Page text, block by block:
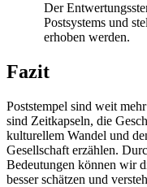
Der
Postsystems und
erhoben werden.
Fazit
Poststempel sind weit
sind Zeitkapseln, die
kulturellem Wandel und
Gesellschaft erzählen.
Bedeutungen können wir
besser schätzen und